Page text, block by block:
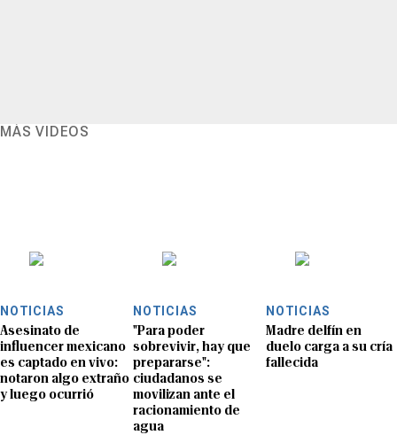
MÁS VIDEOS
NOTICIAS
Asesinato de
influencer mexicano
es captado en vivo:
notaron algo extraño
y luego ocurrió
NOTICIAS
"Para poder
sobrevivir, hay que
prepararse":
ciudadanos se
movilizan ante el
racionamiento de
agua
NOTICIAS
Madre delfín en
duelo carga a su cría
fallecida